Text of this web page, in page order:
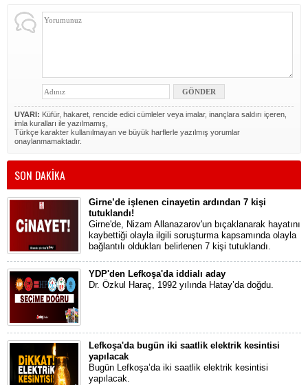
UYARI: Küfür, hakaret, rencide edici cümleler veya imalar, inançlara saldırı içeren,
imla kuralları ile yazılmamış,
Türkçe karakter kullanılmayan ve büyük harflerle yazılmış yorumlar
onaylanmamaktadır.
SON DAKİKA
Girne’de işlenen cinayetin ardından 7 kişi
tutuklandı!
Girne'de, Nizam Allanazarov'un bıçaklanarak hayatını
kaybettiği olayla ilgili soruşturma kapsamında olayla
bağlantılı oldukları belirlenen 7 kişi tutuklandı.
YDP'den Lefkoşa'da iddialı aday
Dr. Özkul Haraç, 1992 yılında Hatay’da doğdu.
Lefkoşa'da bugün iki saatlik elektrik kesintisi
yapılacak
Bugün Lefkoşa’da iki saatlik elektrik kesintisi
yapılacak.